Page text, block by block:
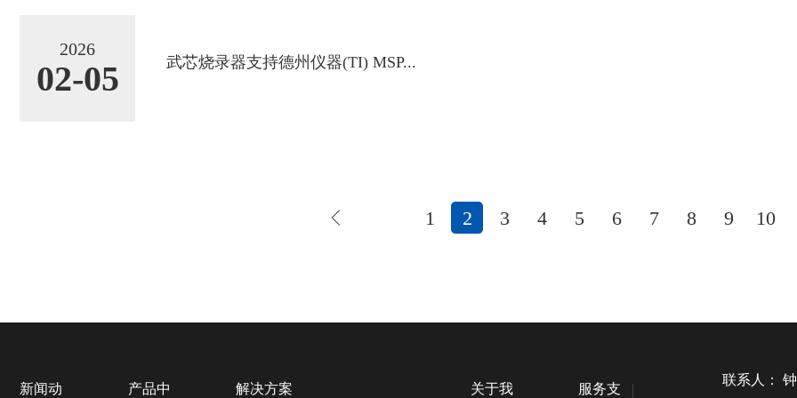
2026
02-05 武芯烧录器支持德州仪器(TI) MSP...
1 2 3 4 5 6 7 8 9 10
新闻动
产品中
解决方案
关于我
服务支
联系人：